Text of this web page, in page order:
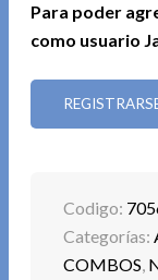
Versátil
– Doble
USB Tipo A.
– Controla 2
– DPI ajustable
– 5 botones +
– Batería
Para poder
como usuario
Codigo:
Categorías:
COMBOS